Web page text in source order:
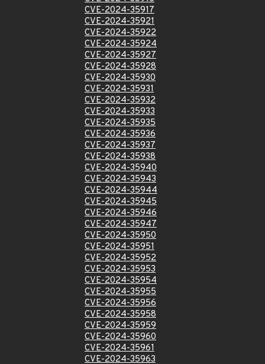
CVE-2024-35917
CVE-2024-35921
CVE-2024-35922
CVE-2024-35924
CVE-2024-35927
CVE-2024-35928
CVE-2024-35930
CVE-2024-35931
CVE-2024-35932
CVE-2024-35933
CVE-2024-35935
CVE-2024-35936
CVE-2024-35937
CVE-2024-35938
CVE-2024-35940
CVE-2024-35943
CVE-2024-35944
CVE-2024-35945
CVE-2024-35946
CVE-2024-35947
CVE-2024-35950
CVE-2024-35951
CVE-2024-35952
CVE-2024-35953
CVE-2024-35954
CVE-2024-35955
CVE-2024-35956
CVE-2024-35958
CVE-2024-35959
CVE-2024-35960
CVE-2024-35961
CVE-2024-35963